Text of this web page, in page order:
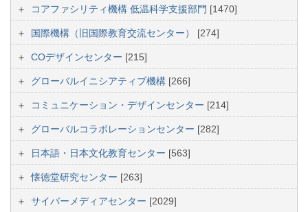
コアファシリティ機構 低温科学支援部門 [1470]
国際機構（旧国際教育交流センター） [274]
COデザインセンター [215]
グローバルイニシアティブ機構 [266]
コミュニケーション・デザインセンター [214]
グローバルコラボレーションセンター [282]
日本語・日本文化教育センター [563]
懐徳堂研究センター [263]
サイバーメディアセンター [2029]